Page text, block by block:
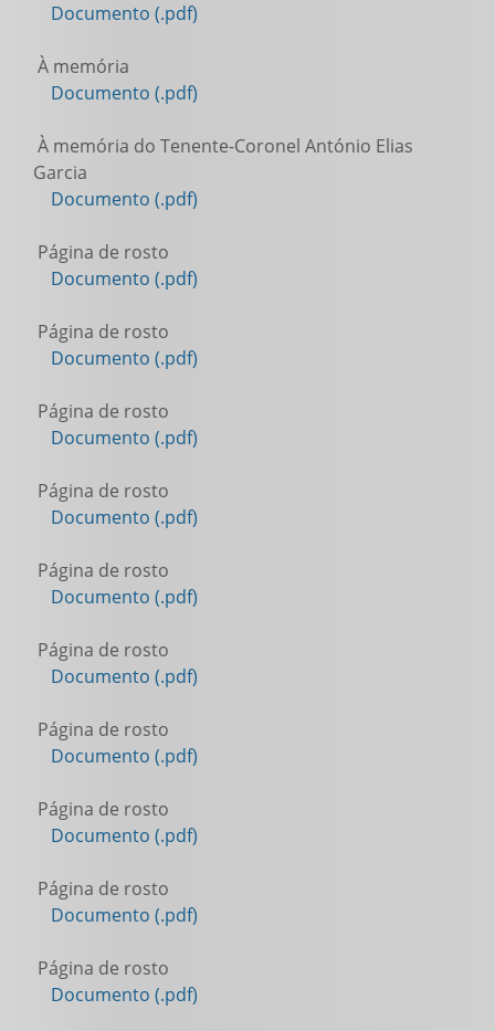
Documento (.pdf)
À memória
Documento (.pdf)
À memória do Tenente-Coronel António Elias
Garcia
Documento (.pdf)
Página de rosto
Documento (.pdf)
Página de rosto
Documento (.pdf)
Página de rosto
Documento (.pdf)
Página de rosto
Documento (.pdf)
Página de rosto
Documento (.pdf)
Página de rosto
Documento (.pdf)
Página de rosto
Documento (.pdf)
Página de rosto
Documento (.pdf)
Página de rosto
Documento (.pdf)
Página de rosto
Documento (.pdf)